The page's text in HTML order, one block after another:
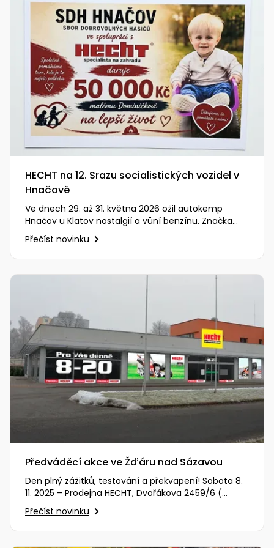
Ruční
nářadí
Rozmetadla
a posypové
vozíky
Zametací
stroje
Sněhové
frézy
Sněhová
škrabky
na led
Příslušenství
Nabíječky
Příslušenství
Topidla
Navijáky
a kladky
HECHT na 12. Srazu socialistických vozidel v
Hnačově
Ve dnech 29. až 31. května 2026 ožil autokemp
Hnačov u Klatov nostalgií a vůní benzínu. Značka
HECHT měla tu čest být…
Přečíst novinku
Předváděcí akce ve Žďáru nad Sázavou
Den plný zážitků, testování a překvapení! Sobota 8.
11. 2025 – Prodejna HECHT, Dvořákova 2459/6 (
Zobrazit na mapě )…
Přečíst novinku